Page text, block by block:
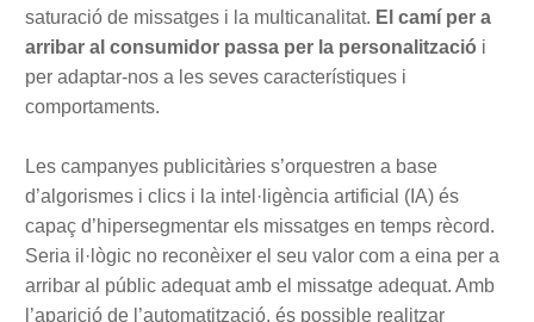
saturació de missatges i la multicanalitat. El camí per a
arribar al consumidor passa per la personalització i
per adaptar-nos a les seves característiques i
comportaments.
Les campanyes publicitàries s’orquestren a base
d’algorismes i clics i la intel·ligència artificial (IA) és
capaç d’hipersegmentar els missatges en temps rècord.
Seria il·lògic no reconèixer el seu valor com a eina per a
arribar al públic adequat amb el missatge adequat. Amb
l’aparició de l’automatització, és possible realitzar